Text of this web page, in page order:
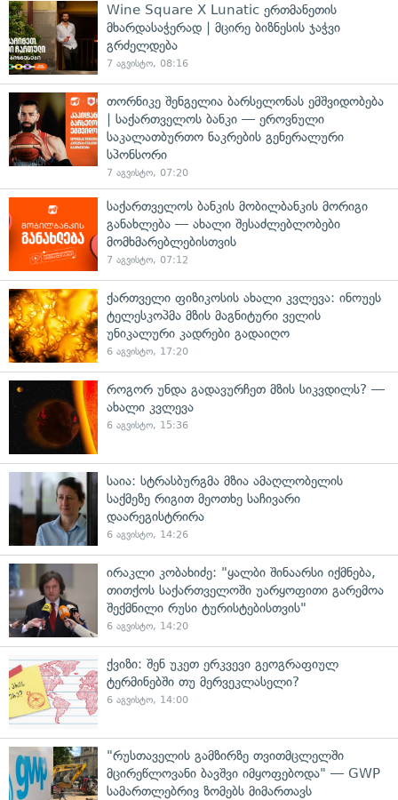
Wine Square X Lunatic ერთმანეთის
მხარდასაჭერად | მცირე ბიზნესის ჯაჭვი
გრძელდება
7 აგვისტო, 08:16
თორნიკე შენგელია ბარსელონას ემშვიდობება
| საქართველოს ბანკი — ეროვნული
საკალათბურთო ნაკრების გენერალური
სპონსორი
7 აგვისტო, 07:20
საქართველოს ბანკის მობილბანკის მორიგი
განახლება — ახალი შესაძლებლობები
მომხმარებლებისთვის
7 აგვისტო, 07:12
ქართველი ფიზიკოსის ახალი კვლევა: ინოუეს
ტელესკოპმა მზის მაგნიტური ველის
უნიკალური კადრები გადაიღო
6 აგვისტო, 17:20
როგორ უნდა გადავურჩეთ მზის სიკვდილს? —
ახალი კვლევა
6 აგვისტო, 15:36
საია: სტრასბურგმა მზია ამაღლობელის
საქმეზე რიგით მეოთხე საჩივარი
დაარეგისტრირა
6 აგვისტო, 14:26
ირაკლი კობახიძე: "ყალბი შინაარსი იქმნება,
თითქოს საქართველოში უარყოფითი გარემოა
შექმნილი რუსი ტურისტებისთვის"
6 აგვისტო, 14:20
ქვიზი: შენ უკეთ ერკვევი გეოგრაფიულ
ტერმინებში თუ მერვეკლასელი?
6 აგვისტო, 14:00
"რუსთაველის გამზირზე თვითმცლელში
მცირეწლოვანი ბავშვი იმყოფებოდა" — GWP
სამართლებრივ ზომებს მიმართავს